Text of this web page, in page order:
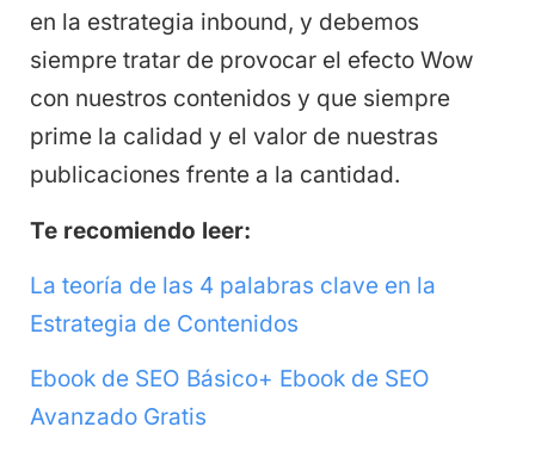
en la estrategia inbound, y debemos
siempre tratar de provocar el efecto Wow
con nuestros contenidos y que siempre
prime la calidad y el valor de nuestras
publicaciones frente a la cantidad.
Te recomiendo leer:
La teoría de las 4 palabras clave en la
Estrategia de Contenidos
Ebook de SEO Básico+ Ebook de SEO
Avanzado Gratis